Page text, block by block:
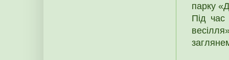
парку
Під час